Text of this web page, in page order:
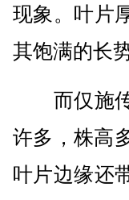
现象。叶片
其饱满的长
而仅施传
许多，株高
叶片边缘还